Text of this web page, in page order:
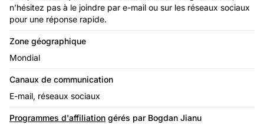
n’hésitez pas à le joindre par e-mail ou sur les réseaux sociaux
pour une réponse rapide.
Zone géographique
Mondial
Canaux de communication
E-mail, réseaux sociaux
Programmes d'affiliation gérés par Bogdan Jianu